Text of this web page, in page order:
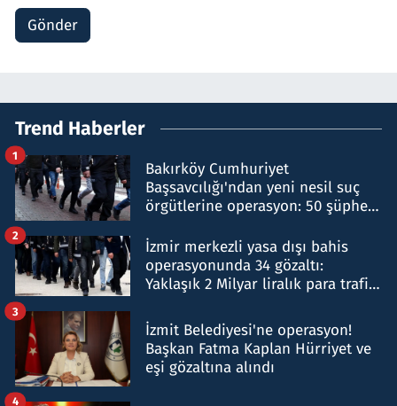
Gönder
Trend Haberler
Bakırköy Cumhuriyet
Başsavcılığı'ndan yeni nesil suç
örgütlerine operasyon: 50 şüpheli
1
İzmir merkezli yasa dışı bahis
operasyonunda 34 gözaltı:
Yaklaşık 2 Milyar liralık para trafiği
2
İzmit Belediyesi'ne operasyon!
Başkan Fatma Kaplan Hürriyet ve
eşi gözaltına alındı
3
4